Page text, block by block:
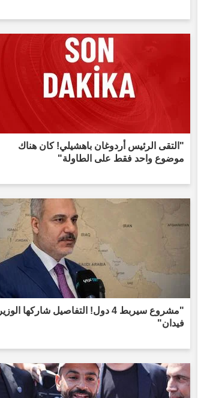
"التقى الرئيس أردوغان باهشيلي! كان هناك
موضوع واحد فقط على الطاولة"
"مشروع سيربط 4 دول! التفاصيل شاركها الوزير
فيدان"